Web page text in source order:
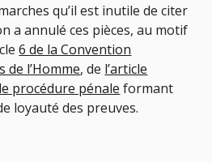
qu’il est inutile de citer
a annulé ces pièces, au motif
6 de la Convention
l’Homme, de l’article
procédure pénale formant
loyauté des preuves.